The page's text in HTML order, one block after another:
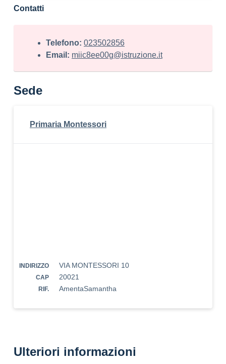
Contatti
Telefono: 023502856
Email: miic8ee00g@istruzione.it
Sede
Primaria Montessori
INDIRIZZO VIA MONTESSORI 10
CAP 20021
RIF. AmentaSamantha
Ulteriori informazioni